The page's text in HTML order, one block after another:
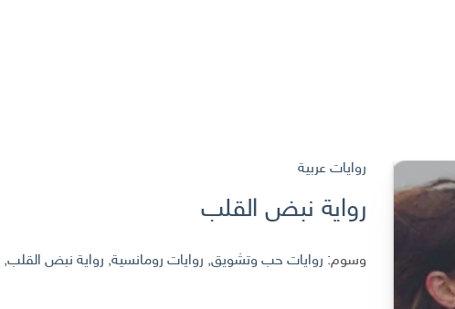
روايات عربية
رواية نبض القلب
وسوم: روايات حب وتشويق, روايات رومانسية, رواية نبض القلب,